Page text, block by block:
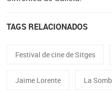
TAGS RELACIONADOS
Festival de cine de Sitges
Jaime Lorente La